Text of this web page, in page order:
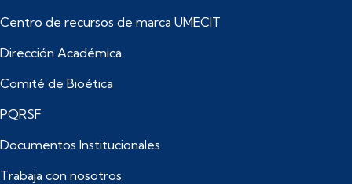
Centro de recursos de marca UMECIT
Dirección Académica
Comité de Bioética
PQRSF
Documentos Institucionales
Trabaja con nosotros